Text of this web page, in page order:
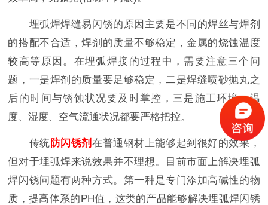
埋弧焊焊缝易闪锈的原因主要是不同的焊丝与焊剂
的搭配不合适，焊剂的质量不够稳定，金属的烧蚀温度
较高等原因。在埋弧焊接的过程中，需要注意三个问
题，一是焊剂的质量要足够稳定，二是焊缝喷砂抛丸之
后的时间与锈蚀状况要及时掌控，三是施工环境、温
度、湿度、空气流通状况都要严格把控。
传统 防闪锈剂在普通钢材上能够起到很好的效果，
但对于埋弧焊来说效果并不理想。目前市面上解决埋弧
焊闪锈问题有两种方式。第一种是专门添加高碱性的物
质，提高体系的PH值，这类的产品能够解决埋弧焊闪锈